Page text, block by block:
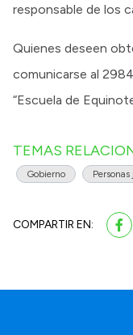
responsable de los
Quienes deseen
comunicarse al
“Escuela de
TEMAS
Gobierno
COMPARTIR EN: